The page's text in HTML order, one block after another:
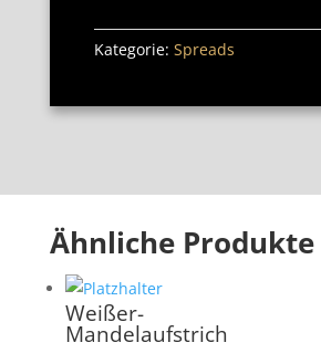
Kategorie: Spreads
Ähnliche Produkte
Weißer-
Mandelaufstrich